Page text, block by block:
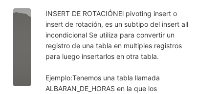
INSERT DE ROTACIÓNEl pivoting insert o
insert de rotación, es un subtipo del insert all
incondicional Se utiliza para convertir un
registro de una tabla en multiples registros
para luego insertarlos en otra tabla.
Ejemplo:Tenemos una tabla llamada
ALBARAN_DE_HORAS en la que los